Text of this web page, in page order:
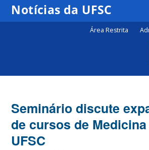
Notícias da UFSC
Área Restrita
Seminário discute
de cursos de
UFSC